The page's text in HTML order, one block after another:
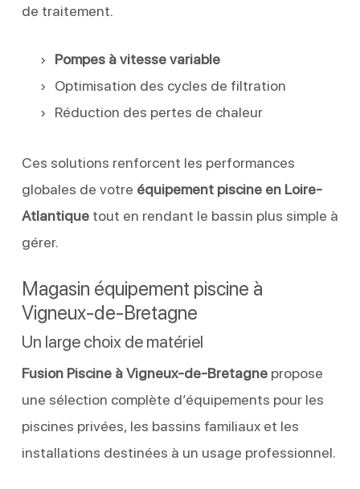
de traitement.
Pompes à vitesse variable
Optimisation des cycles de filtration
Réduction des pertes de chaleur
Ces solutions renforcent les performances
globales de votre équipement piscine en Loire-
Atlantiquetout en rendant le bassin plus simple à
gérer.
Magasin équipement piscine à
Vigneux-de-Bretagne
Un large choix de matériel
Fusion Piscine à Vigneux-de-Bretagnepropose
une sélection complète d’équipements pour les
piscines privées, les bassins familiaux et les
installations destinées à un usage professionnel.